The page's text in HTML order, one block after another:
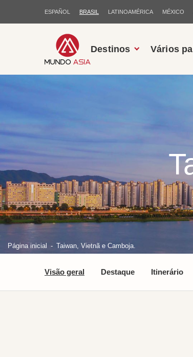
ESPAÑOL BRASIL LATINOAMÉRICA MÉXICO
Destinos Vários
Página inicial Taiwan, Vietnã e Camboja.
Visão geral Destaque Itinerário